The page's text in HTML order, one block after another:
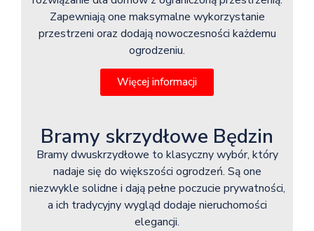
Zapewniają one maksymalne wykorzystanie
przestrzeni oraz dodają nowoczesności każdemu
ogrodzeniu.
Więcej informacji
Bramy skrzydłowe Będzin
Bramy dwuskrzydłowe to klasyczny wybór, który
nadaje się do większości ogrodzeń. Są one
niezwykle solidne i dają pełne poczucie prywatności,
a ich tradycyjny wygląd dodaje nieruchomości
elegancji.